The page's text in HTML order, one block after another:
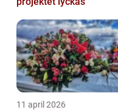
11 april 2026